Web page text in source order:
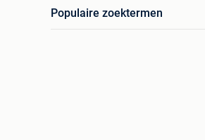
Populaire zoektermen